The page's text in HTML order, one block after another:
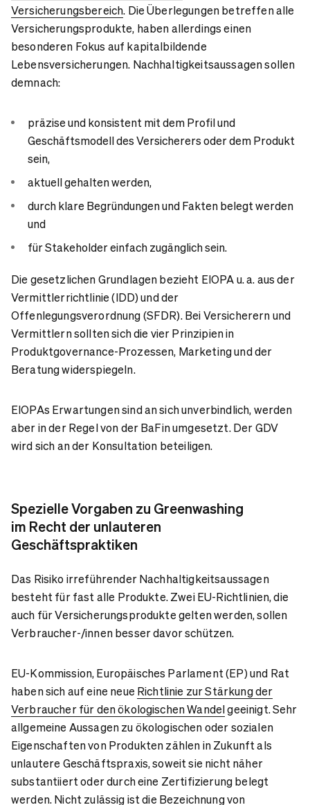
Versicherungsbereich. Die Überlegungen betreffen alle
Versicherungsprodukte, haben allerdings einen
besonderen Fokus auf kapitalbildende
Lebensversicherungen. Nachhaltigkeitsaussagen sollen
demnach:
präzise und konsistent mit dem Profil und
Geschäftsmodell des Versicherers oder dem Produkt
sein,
aktuell gehalten werden,
durch klare Begründungen und Fakten belegt werden
und
für Stakeholder einfach zugänglich sein.
Die gesetzlichen Grundlagen bezieht EIOPA u. a. aus der
Vermittlerrichtlinie (IDD) und der
Offenlegungsverordnung (SFDR). Bei Versicherern und
Vermittlern sollten sich die vier Prinzipien in
Produktgovernance-Prozessen, Marketing und der
Beratung widerspiegeln.
EIOPAs Erwartungen sind an sich unverbindlich, werden
aber in der Regel von der BaFin umgesetzt. Der GDV
wird sich an der Konsultation beteiligen.
Spezielle Vorgaben zu Greenwashing
im Recht der unlauteren
Geschäftspraktiken
Das Risiko irreführender Nachhaltigkeitsaussagen
besteht für fast alle Produkte. Zwei EU-Richtlinien, die
auch für Versicherungsprodukte gelten werden, sollen
Verbraucher-/innen besser davor schützen.
EU-Kommission, Europäisches Parlament (EP) und Rat
haben sich auf eine neue Richtlinie zur Stärkung der
Verbraucher für den ökologischen Wandelgeeinigt. Sehr
allgemeine Aussagen zu ökologischen oder sozialen
Eigenschaften von Produkten zählen in Zukunft als
unlautere Geschäftspraxis, soweit sie nicht näher
substantiiert oder durch eine Zertifizierung belegt
werden. Nicht zulässig ist die Bezeichnung von